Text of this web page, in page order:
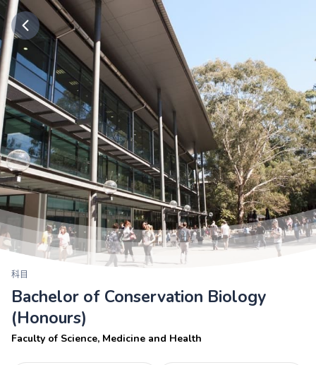
科目
Bachelor of Conservation Biology
(Honours)
Faculty of Science, Medicine and Health